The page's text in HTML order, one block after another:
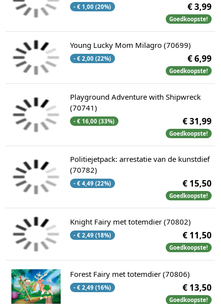
- € 1,00 (20%) € 3,99
Goedkoopste!
Young Lucky Mom Milagro (70699)
- € 2,00 (22%) € 6,99
Goedkoopste!
Playground Adventure with Shipwreck
(70741)
- € 16,00 (33%) € 31,99
Goedkoopste!
Politiejetpack: arrestatie van de kunstdief
(70782)
- € 4,49 (22%) € 15,50
Goedkoopste!
Knight Fairy met totemdier (70802)
- € 2,49 (18%) € 11,50
Goedkoopste!
Forest Fairy met totemdier (70806)
- € 2,49 (16%) € 13,50
Goedkoopste!